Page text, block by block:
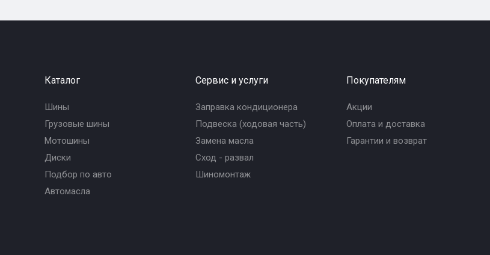
Каталог
Шины
Грузовые шины
Мотошины
Диски
Подбор по авто
Автомасла
Сервис и услуги
Заправка кондиционера
Подвеска (ходовая часть)
Замена масла
Сход - развал
Шиномонтаж
Покупателям
Акции
Оплата и доставка
Гарантии и возврат